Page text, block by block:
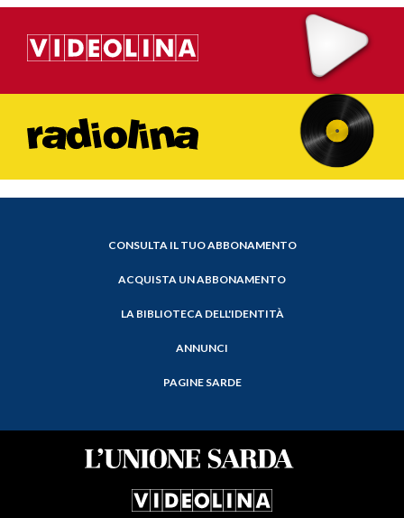
CONSULTA IL TUO ABBONAMENTO
ACQUISTA UN ABBONAMENTO
LA BIBLIOTECA DELL'IDENTITÀ
ANNUNCI
PAGINE SARDE